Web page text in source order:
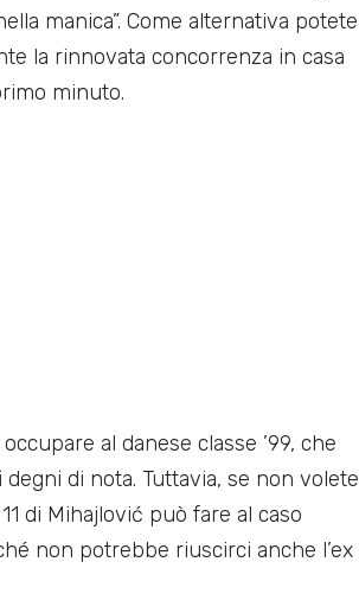
manica”. Come alternativa potete
la rinnovata concorrenza in casa
minuto.
al danese classe ’99, che
di nota. Tuttavia, se non volete
di Mihajlović può fare al caso
non potrebbe riuscirci anche l’ex